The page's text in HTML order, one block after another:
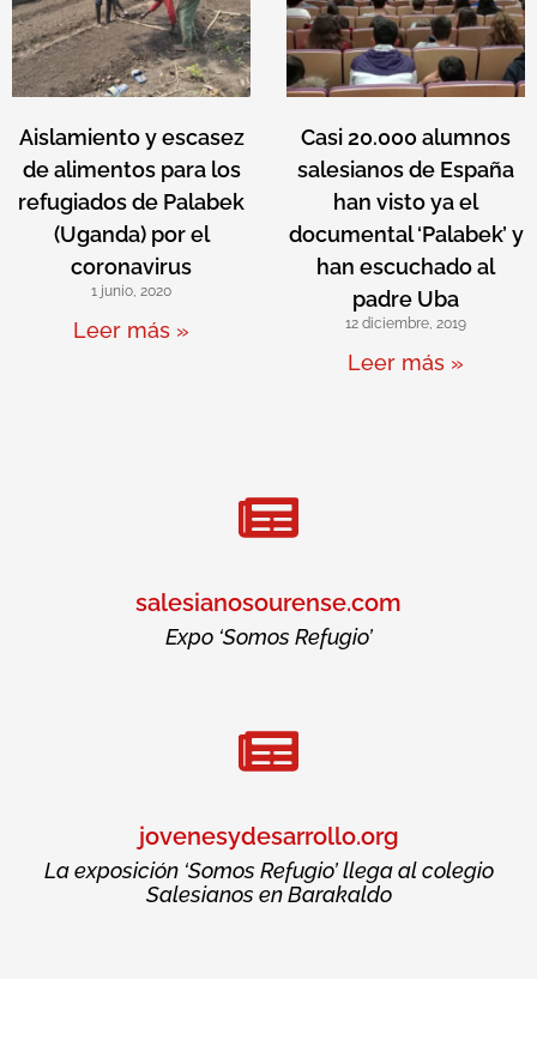
Aislamiento y escasez
de alimentos para los
refugiados de Palabek
(Uganda) por el
coronavirus
1 junio, 2020
Leer más »
Casi 20.000 alumnos
salesianos de España
han visto ya el
documental ‘Palabek’ y
han escuchado al
padre Uba
12 diciembre, 2019
Leer más »
salesianosourense.com
Expo ‘Somos Refugio’
jovenesydesarrollo.org
La exposición ‘Somos Refugio’ llega al colegio
Salesianos en Barakaldo